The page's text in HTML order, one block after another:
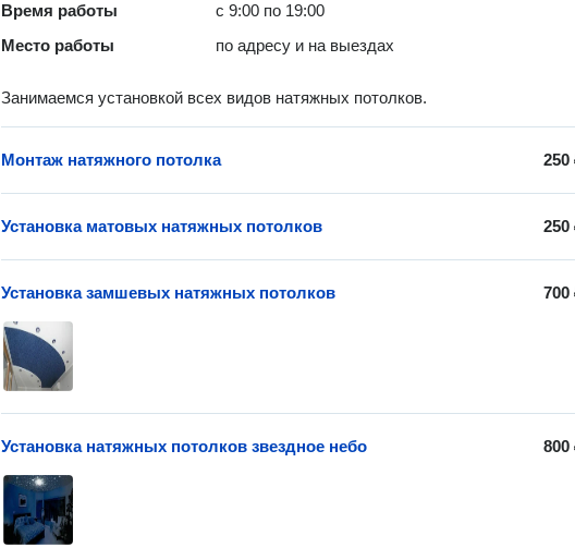
Время работы
с 9:00 по 19:00
Место работы
по адресу и на выездах
Занимаемся установкой всех видов натяжных потолков.
250
Монтаж натяжного потолка
250
Установка матовых натяжных потолков
700
Установка замшевых натяжных потолков
800
Установка натяжных потолков звездное небо